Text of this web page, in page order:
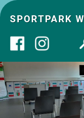
SPORTPARK
Über uns
Startseite